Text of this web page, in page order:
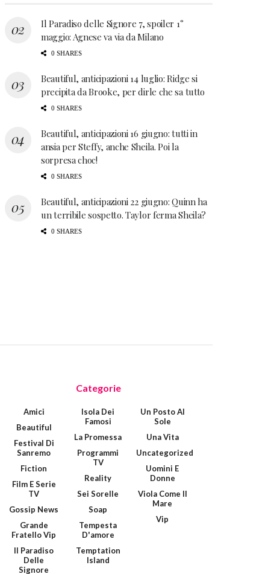
Il Paradiso delle Signore 7, spoiler 1°
maggio: Agnese va via da Milano
0 SHARES
Beautiful, anticipazioni 14 luglio: Ridge si
precipita da Brooke, per dirle che sa tutto
0 SHARES
Beautiful, anticipazioni 16 giugno: tutti in
ansia per Steffy, anche Sheila. Poi la
sorpresa choc!
0 SHARES
Beautiful, anticipazioni 22 giugno: Quinn ha
un terribile sospetto. Taylor ferma Sheila?
0 SHARES
Categorie
Amici
Beautiful
Festival Di
Sanremo
Fiction
Film E Serie
TV
Gossip News
Grande
Fratello Vip
Il Paradiso
Delle
Signore
Isola Dei
Famosi
La Promessa
Programmi
TV
Reality
Sei Sorelle
Soap
Tempesta
D'amore
Temptation
Island
Un Posto Al
Sole
Una Vita
Uncategorized
Uomini E
Donne
Viola Come Il
Mare
Vip